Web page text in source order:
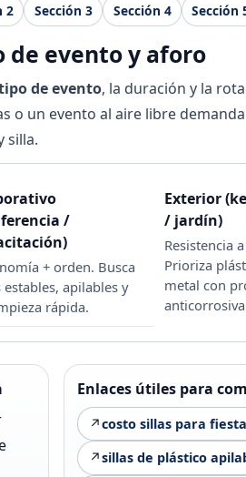
2 Sección 3 Sección 4 Sección
de evento y aforo
de evento, la duración y la
o un evento al aire libre
silla.
/
+ orden. Busca
estables, apilables y
rápida.
Exterior
/ jardín)
Resistencia
Prioriza
metal con
Enlaces útiles para
↗costo sillas para
↗sillas de plástico